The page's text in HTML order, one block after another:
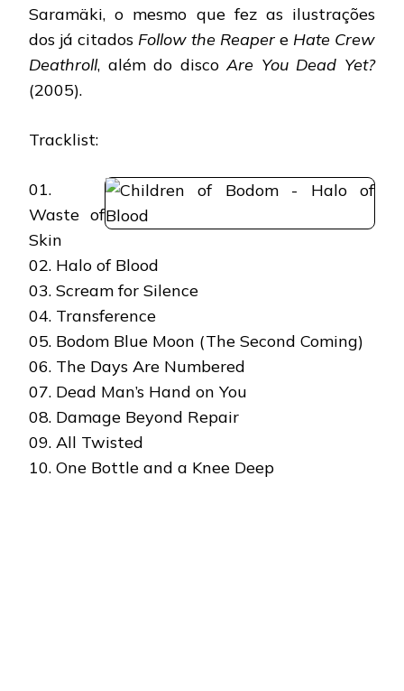
Saramäki, o mesmo que fez as ilustrações
dos já citados Follow the Reaper e Hate Crew
Deathroll, além do discoAre You Dead Yet?
(2005).
Tracklist:
01.
Waste of
Skin
02. Halo of Blood
03. Scream for Silence
04. Transference
05. Bodom Blue Moon (The Second Coming)
06. The Days Are Numbered
07. Dead Man’s Hand on You
08. Damage Beyond Repair
09. All Twisted
10. One Bottle and a Knee Deep